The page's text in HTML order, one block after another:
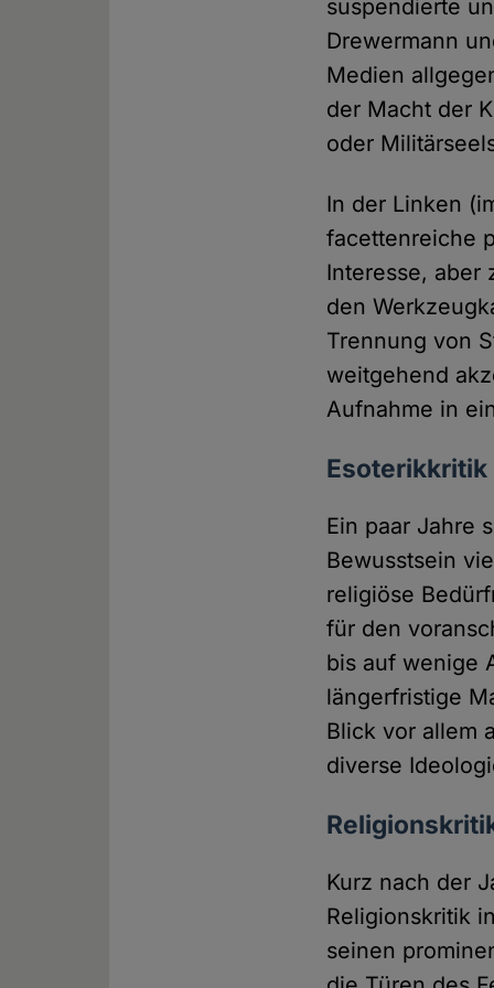
suspendierte
Drewermann
Medien
der Macht der
oder
In der Linken
facettenreiche
Interesse, aber
den
Trennung von
weitgehend
Aufnahme in
Esoterikkritik
Ein paar Jahre
Bewusstsein
religiöse
für den
bis auf wenige
längerfristige
Blick vor allem
diverse
Kurz nach der
Religionskritik
seinen